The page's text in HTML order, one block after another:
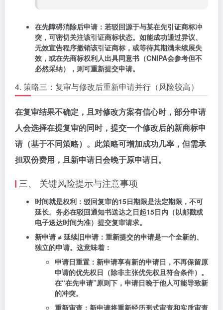
在先障碍消除后申请 ：若驳回源于与某在先引证商标冲
突，可密切关注该引证商标状态。如能成功通过异议、
无效宣告程序撤销该引证商标，或等待其期满未续展失
效 ，或在先商标权利人出具同意书 （CNIPA会参考但不
必然采纳），则可重新提交申请。
4. 策略三：复审与修改后重新申请并行（风险较高）
在复审结果不确定，且对修改方案有信心时，部分申请
人会选择在提复审的同时，提交一个修改后的新商标申
请（基于不同策略）。此策略可增加成功几率，但需承
担双份费用，且新申请日会晚于原申请日。
三、 关键风险提示与注意事项
时间就是权利 ：驳回复审的15日期限是法定期限，不可
延长。务必在驳回通知书送达之日起15日内（以邮戳或
电子送达时间为准）提交复审请求。
新申请 ≠ 延续旧申请 ：重新提交的申请是一个全新的、
独立的申请。这意味着：
申请日重置 ：新申请享有新的申请日，不再保留原
申请的优先权日（除非主张优先权且符合条件）。
在“在先申请”原则下，申请日晚于他人可能导致新
的冲突。
重新审查 ：新申请将重新经历形式审查和实质审查